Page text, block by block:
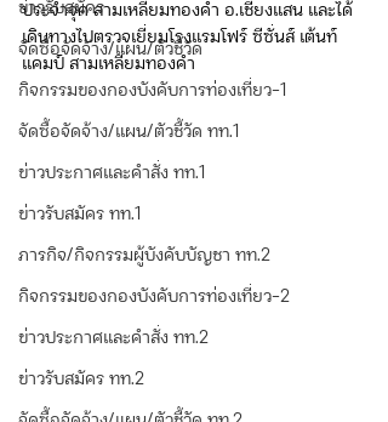
ข่าวรับสมัคร
จัดซื้อจัดจ้าง/แผน/ตัวชี้วัด
กิจกรรมของกองบังคับการท่องเที่ยว-1
จัดซื้อจัดจ้าง/แผน/ตัวชี้วัด ทท.1
ข่าวประกาศและคำสั่ง ทท.1
ข่าวรับสมัคร ทท.1
ภารกิจ/กิจกรรมผู้บังคับบัญชา ทท.2
กิจกรรมของกองบังคับการท่องเที่ยว-2
ข่าวประกาศและคำสั่ง ทท.2
ข่าวรับสมัคร ทท.2
ประจำจุด สามเหลี่ยมทองคำ อ.เชียงแสน และได้
เดินทางไปตรวจเยี่ยมโรงแรมโฟร์ ซีซั่นส์ เต้นท์
แคมป์ สามเหลี่ยมทองคำ